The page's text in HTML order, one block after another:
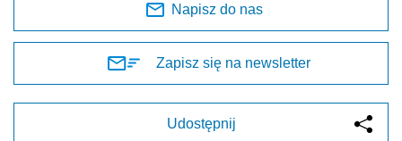
Napisz do nas
Zapisz się na newsletter
Udostępnij